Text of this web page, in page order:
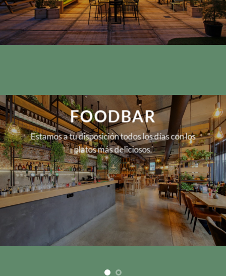
FOODBAR
Estamos a tu disposición todos los días con los
platos más deliciosos.